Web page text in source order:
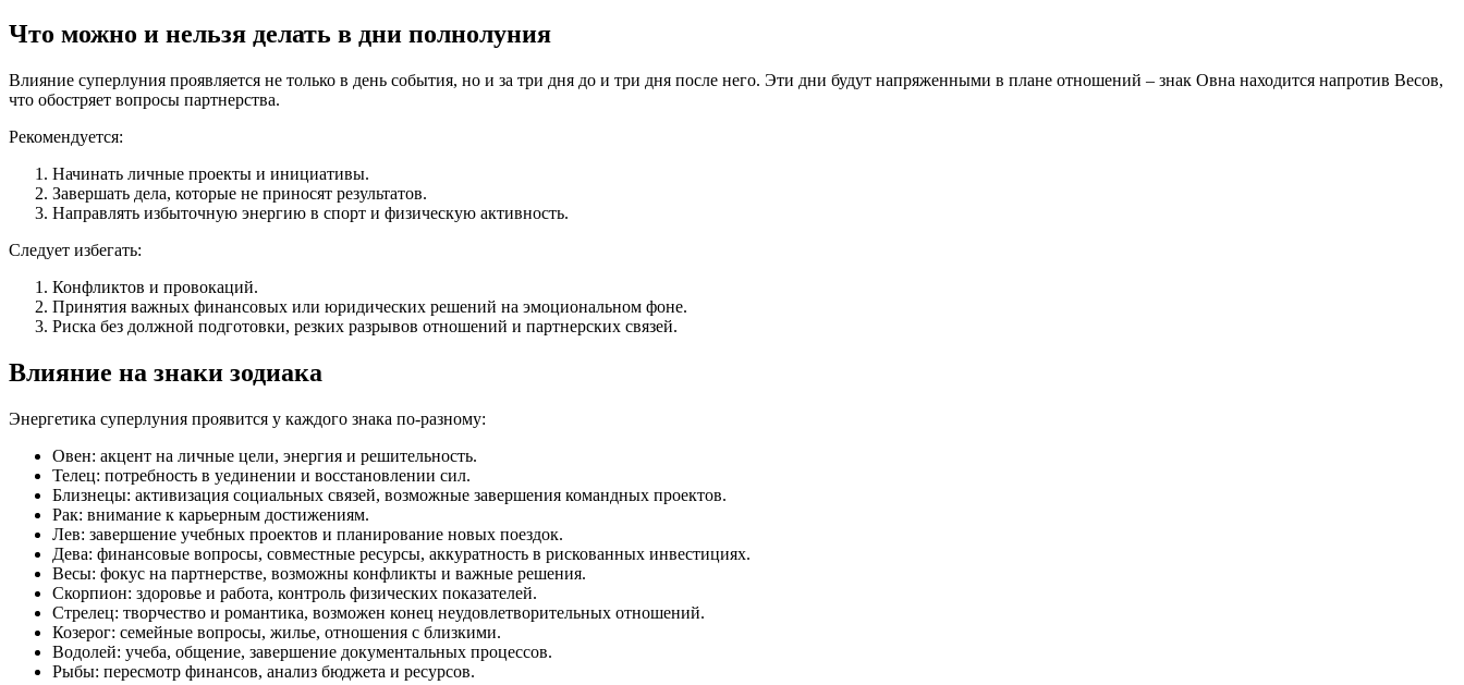
Что можно и нельзя делать в дни полнолуния
Влияние суперлуния проявляется не только в день события, но и за три дня до и три дня после него. Эти дни будут напряженными в плане отношений – знак Овна находится напротив Весов,
что обостряет вопросы партнерства.
Рекомендуется:
Начинать личные проекты и инициативы.
Завершать дела, которые не приносят результатов.
Направлять избыточную энергию в спорт и физическую активность.
Следует избегать:
Конфликтов и провокаций.
Принятия важных финансовых или юридических решений на эмоциональном фоне.
Риска без должной подготовки, резких разрывов отношений и партнерских связей.
Влияние на знаки зодиака
Энергетика суперлуния проявится у каждого знака по-разному:
Овен: акцент на личные цели, энергия и решительность.
Телец: потребность в уединении и восстановлении сил.
Близнецы: активизация социальных связей, возможные завершения командных проектов.
Рак: внимание к карьерным достижениям.
Лев: завершение учебных проектов и планирование новых поездок.
Дева: финансовые вопросы, совместные ресурсы, аккуратность в рискованных инвестициях.
Весы: фокус на партнерстве, возможны конфликты и важные решения.
Скорпион: здоровье и работа, контроль физических показателей.
Стрелец: творчество и романтика, возможен конец неудовлетворительных отношений.
Козерог: семейные вопросы, жилье, отношения с близкими.
Водолей: учеба, общение, завершение документальных процессов.
Рыбы: пересмотр финансов, анализ бюджета и ресурсов.